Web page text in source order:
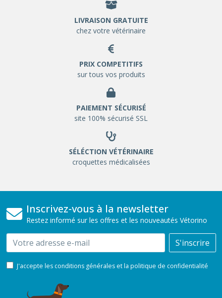
LIVRAISON GRATUITE
chez votre vétérinaire
PRIX COMPETITIFS
sur tous vos produits
PAIEMENT SÉCURISÉ
site 100% sécurisé SSL
SÉLÉCTION VÉTÉRINAIRE
croquettes médicalisées
Inscrivez-vous à la newsletter
Restez informé sur les offres et les nouveautés Vétorino
Email S'inscrire
J'accepte les conditions générales et la politique de confidentialité